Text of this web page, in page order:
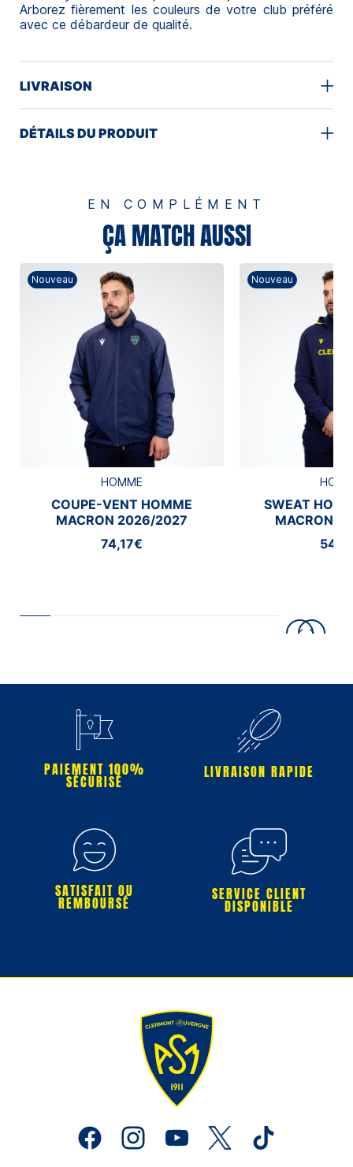
Arborez fièrement les couleurs de votre club préféré
avec ce débardeur de qualité.
LIVRAISON
DÉTAILS DU PRODUIT
EN COMPLÉMENT
ÇA MATCH AUSSI
Nouveau
HOMME
COUPE-VENT HOMME
MACRON 2026/2027
74,17€
Nouveau
SWEAT
MACRON
PAIEMENT 100%
SÉCURISÉ
LIVRAISON RAPIDE
SATISFAIT OU
REMBOURSÉ SERVICE CLIENT
DISPONIBLE